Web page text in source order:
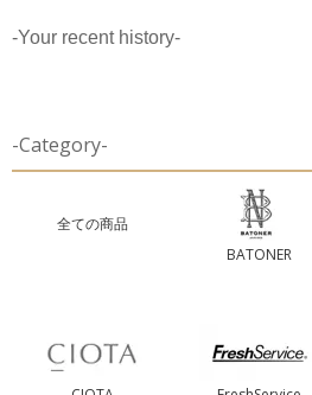
-Your recent history-
-Category-
全ての商品
BATONER